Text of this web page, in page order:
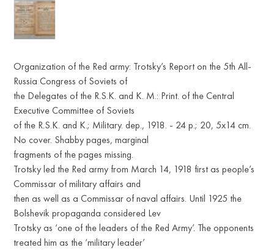
Organization of the Red army: Trotsky’s Report on the 5th All-
Russia Congress of Soviets of
the Delegates of the R.S.K. and K. M.: Print. of the Central
Executive Committee of Soviets
of the R.S.K. and K.; Military. dep., 1918. - 24 p.; 20, 5x14 cm.
No cover. Shabby pages, marginal
fragments of the pages missing.
Trotsky led the Red army from March 14, 1918 first as people’s
Commissar of military affairs and
then as well as a Commissar of naval affairs. Until 1925 the
Bolshevik propaganda considered Lev
Trotsky as ‘one of the leaders of the Red Army’. The opponents
treated him as the ‘military leader’